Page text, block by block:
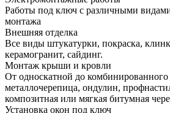
Работы под ключ с различными
монтажа
Внешняя отделка
Все виды штукатурки, покраска,
керамогранит, сайдинг.
Монтаж крыши и кровли
От односкатной до комбинированного
металлочерепица, ондулин,
композитная или мягкая битумная
Установка окон под ключ